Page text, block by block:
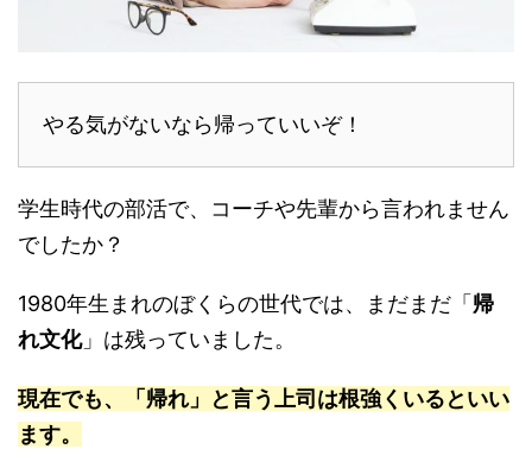
やる気がないなら帰っていいぞ！
学生時代の部活で、コーチや先輩から言われません
でしたか？
1980年生まれのぼくらの世代では、まだまだ「 帰
れ文化」は残っていました。
現在でも、「帰れ」と言う上司は根強くいるといい
ます。